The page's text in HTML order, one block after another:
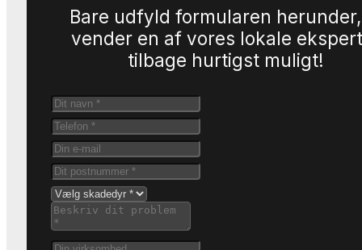
Bare udfyld formularen
vender en af vores lokale
tilbage hurtigst muligt!